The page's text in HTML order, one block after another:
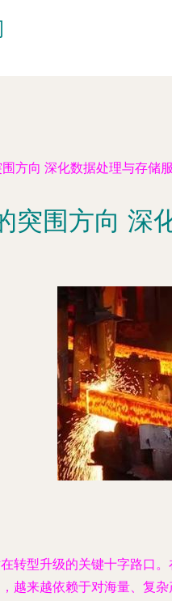
方向 深化数据处理与存储
突围方向 深
转型升级的关键十字路口
越来越依赖于对海量、复